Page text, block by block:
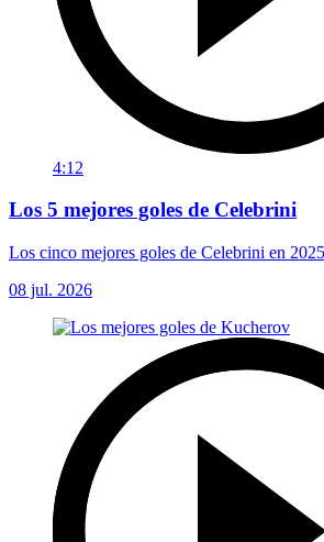
4:12
Los 5 mejores goles de Celebrini
Los cinco mejores goles de Celebrini en
08 jul. 2026